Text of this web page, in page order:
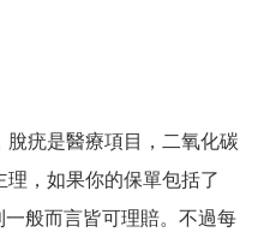
疣是醫療項目，二氧化碳
，如果你的保單包括了
一般而言皆可理賠。不過每